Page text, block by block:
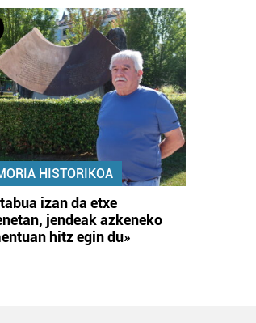
HISTORIKOA
izan da etxe
jendeak azkeneko
hitz egin du»